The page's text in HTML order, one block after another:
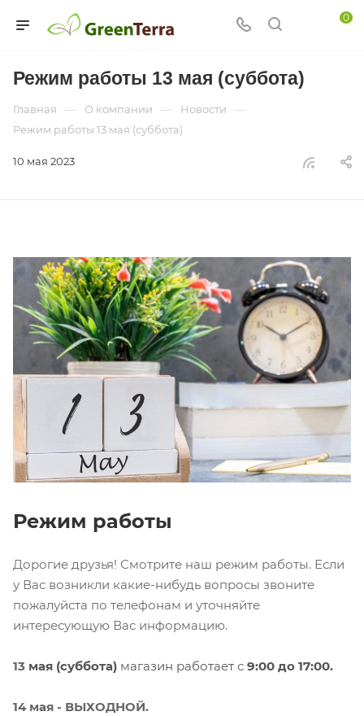
0
Режим работы 13 мая (суббота)
Главная — О компании — Новости —
Режим работы 13 мая (суббота)
10 мая 2023
Режим работы
Дорогие друзья! Смотрите наш режим работы. Если
у Вас возникли какие-нибудь вопросы звоните
пожалуйста по телефонам и уточняйте
интересующую Вас информацию.
13 мая (суббота) магазин работает с 9:00 до 17:00.
14 мая - ВЫХОДНОЙ.